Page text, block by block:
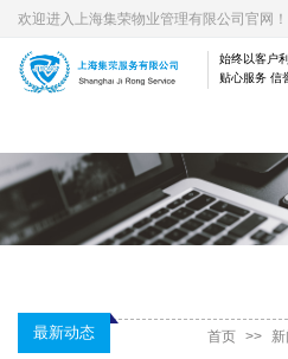
欢迎进入上海集荣物业管理有限公司官网！
始终以客户
贴心服务 信
最新动态 首页 >>